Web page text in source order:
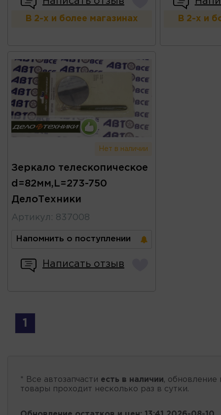
В 2-х и более магазинах В 2-х и
Нет в наличии
Зеркало телескопическое
d=82мм,L=273-750
ДелоТехники
Артикул : 837008
Напомнить о поступлении
Написать отзыв
1
* Все автозапчасти есть в наличии, обновление
товары проходит несколько раз в сутки.